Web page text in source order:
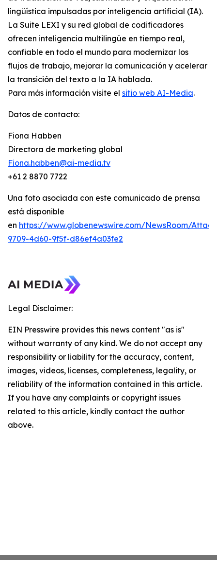
lingüística impulsadas por inteligencia artificial (IA).
La Suite LEXI y su red global de codificadores
ofrecen inteligencia multilingüe en tiempo real,
confiable en todo el mundo para modernizar los
flujos de trabajo, mejorar la comunicación y acelerar
la transición del texto a la IA hablada.
Para más información visite el sitio web AI-Media.
Datos de contacto:
Fiona Habben
Directora de marketing global
Fiona.habben@ai-media.tv
+61 2 8870 7722
Una foto asociada con este comunicado de prensa
está disponible
en https://www.globenewswire.com/NewsRoom/
9709-4d60-9f5f-d86ef4a03fe2
Legal Disclaimer:
EIN Presswire provides this news content "as is"
without warranty of any kind. We do not accept any
responsibility or liability for the accuracy, content,
images, videos, licenses, completeness, legality, or
reliability of the information contained in this article.
If you have any complaints or copyright issues
related to this article, kindly contact the author
above.